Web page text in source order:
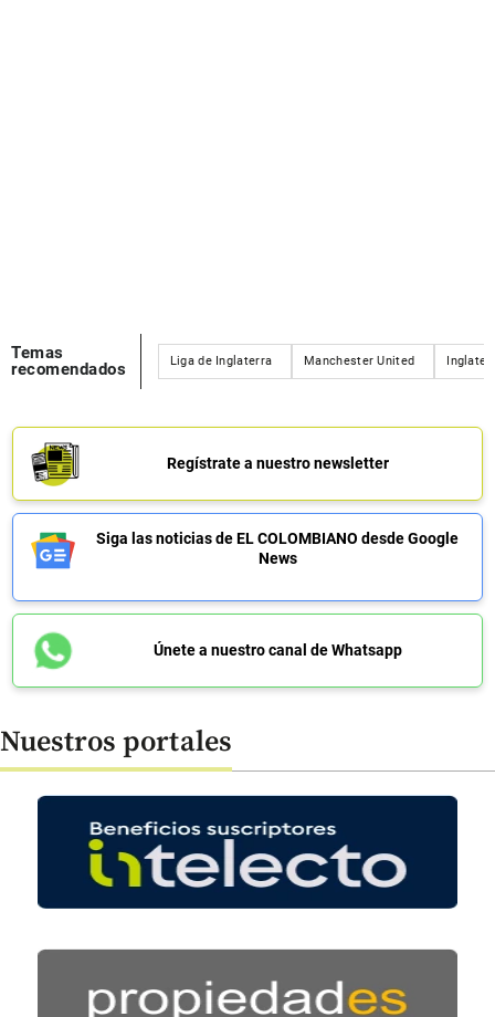
Temas
recomendados
Liga de Inglaterra Manchester United
Regístrate a nuestro newsletter
Siga las noticias de EL COLOMBIANO desde Google
News
Únete a nuestro canal de Whatsapp
Nuestros portales